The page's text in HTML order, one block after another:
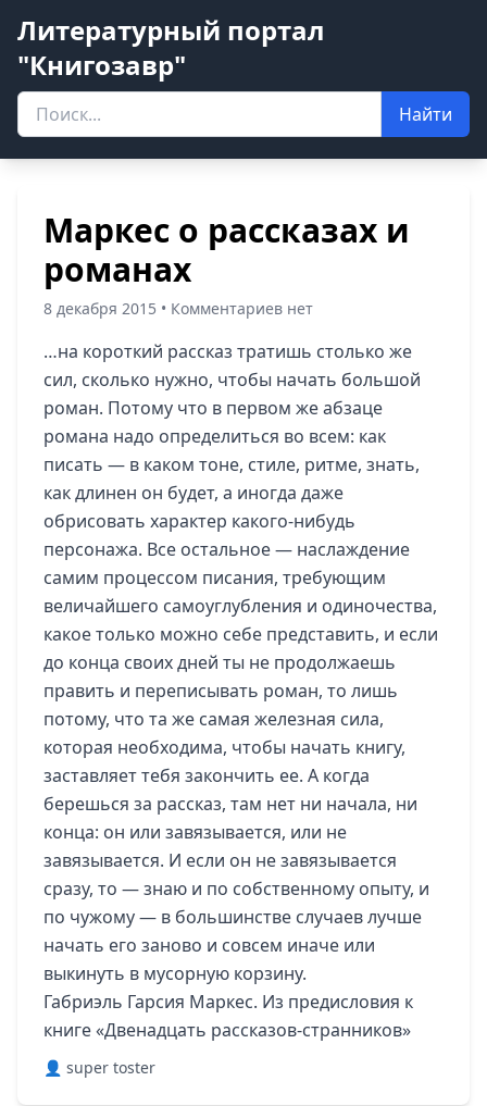
Литературный портал
"Книгозавр"
Найти
Маркес о рассказах и
романах
8 декабря 2015 • Комментариев нет
…на короткий рассказ тратишь столько же
сил, сколько нужно, чтобы начать большой
роман. Потому что в первом же абзаце
романа надо определиться во всем: как
писать — в каком тоне, стиле, ритме, знать,
как длинен он будет, а иногда даже
обрисовать характер какого-нибудь
персонажа. Все остальное — наслаждение
самим процессом писания, требующим
величайшего самоуглубления и одиночества,
какое только можно себе представить, и если
до конца своих дней ты не продолжаешь
править и переписывать роман, то лишь
потому, что та же самая железная сила,
которая необходима, чтобы начать книгу,
заставляет тебя закончить ее. А когда
берешься за рассказ, там нет ни начала, ни
конца: он или завязывается, или не
завязывается. И если он не завязывается
сразу, то — знаю и по собственному опыту, и
по чужому — в большинстве случаев лучше
начать его заново и совсем иначе или
выкинуть в мусорную корзину.
Габриэль Гарсия Маркес. Из предисловия к
книге «Двенадцать рассказов-странников»
👤 super toster